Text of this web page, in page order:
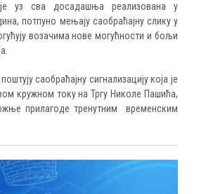
уз сва досадашња реализована у
потпуно мењају саобраћајну слику у
возачима нове могућности и бољи
саобраћајну сигнализацију која је
кружном току на Тргу Николе Пашића,
прилагоде тренутним временским